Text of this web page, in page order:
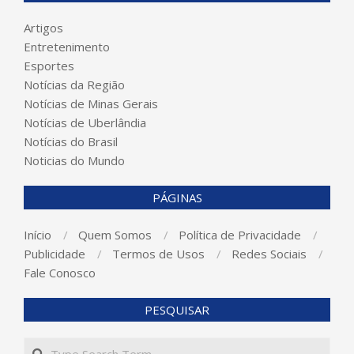
Artigos
Entretenimento
Esportes
Notícias da Região
Notícias de Minas Gerais
Notícias de Uberlândia
Notícias do Brasil
Noticias do Mundo
PÁGINAS
Início Quem Somos
Política de Privacidade
Publicidade
Termos de Usos
Redes Sociais
Fale Conosco
PESQUISAR
Search